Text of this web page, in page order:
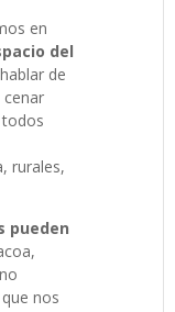
en
del
de
rurales,
pueden
nos